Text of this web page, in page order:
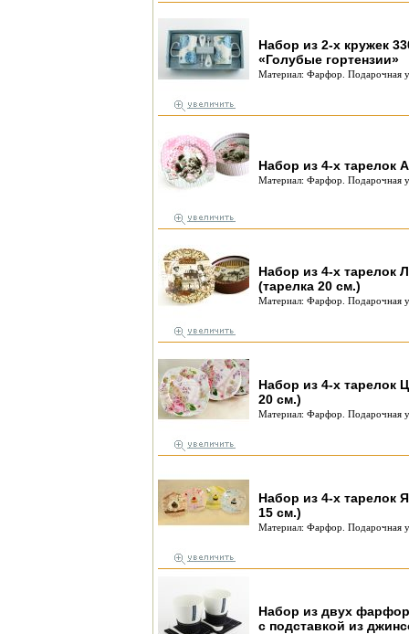
Набор из 2-х кружек
«Голубые гортензии»
Материал: Фарфор. Подарочная
Набор из 4-х тарелок
Материал: Фарфор. Подарочная
Набор из 4-х тарелок
(тарелка 20 см.)
Материал: Фарфор. Подарочная
Набор из 4-х тарелок
20 см.)
Материал: Фарфор. Подарочная
Набор из 4-х тарелок
15 см.)
Материал: Фарфор. Подарочная
Набор из двух
с подставкой из